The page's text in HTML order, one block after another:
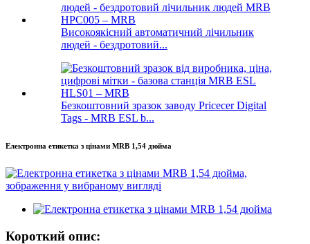
Високоякісний автоматичний лічильник
людей - бездротовий...
Безкоштовний зразок заводу Pricecer Digital
Tags - MRB ESL b...
Електронна етикетка з цінами MRB 1,54 дюйма
Короткий опис: